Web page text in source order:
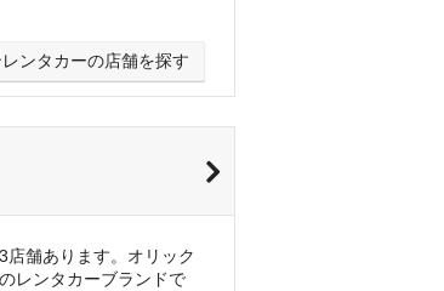
ンタカーの店舗を探す
舗あります。オリック
レンタカーブランドで